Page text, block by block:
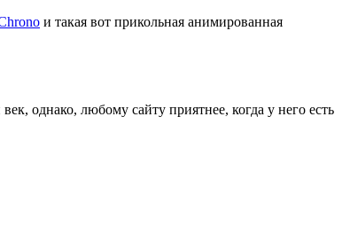
и такая вот прикольная анимированная
однако, любому сайту приятнее, когда у него есть